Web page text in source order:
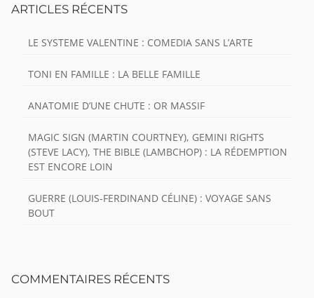
ARTICLES RÉCENTS
LE SYSTEME VALENTINE : COMEDIA SANS L’ARTE
TONI EN FAMILLE : LA BELLE FAMILLE
ANATOMIE D’UNE CHUTE : OR MASSIF
MAGIC SIGN (MARTIN COURTNEY), GEMINI RIGHTS
(STEVE LACY), THE BIBLE (LAMBCHOP) : LA RÉDEMPTION
EST ENCORE LOIN
GUERRE (LOUIS-FERDINAND CÉLINE) : VOYAGE SANS
BOUT
COMMENTAIRES RÉCENTS